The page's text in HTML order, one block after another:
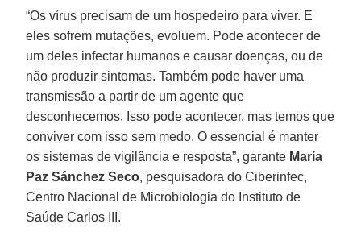
“Os vírus precisam de um hospedeiro para viver. E
eles sofrem mutações, evoluem. Pode acontecer de
um deles infectar humanos e causar doenças, ou de
não produzir sintomas. Também pode haver uma
transmissão a partir de um agente que
desconhecemos. Isso pode acontecer, mas temos que
conviver com isso sem medo. O essencial é manter
os sistemas de vigilância e resposta”, garante María
Paz Sánchez Seco, pesquisadora do Ciberinfec,
Centro Nacional de Microbiologia do Instituto de
Saúde Carlos III.